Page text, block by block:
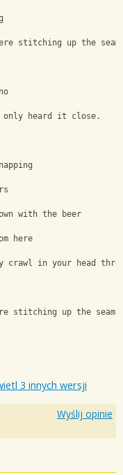
stitching up the
only heard it close.
with the beer
here
crawl in your head
stitching up the
3 innych wersji
Wyślij opinie